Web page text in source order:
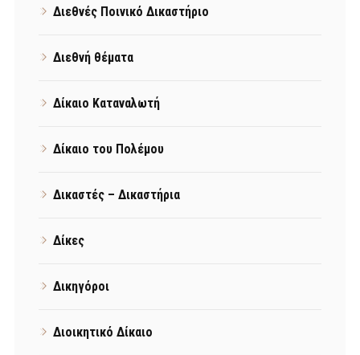
Διεθνές Ποινικό Δικαστήριο
Διεθνή θέματα
Δίκαιο Καταναλωτή
Δίκαιο του Πολέμου
Δικαστές – Δικαστήρια
Δίκες
Δικηγόροι
Διοικητικό Δίκαιο